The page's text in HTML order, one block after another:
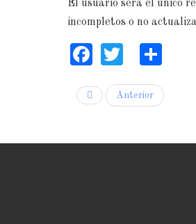
El usuario será el único
incompletos o no
Facebook
Twitter
Anterior